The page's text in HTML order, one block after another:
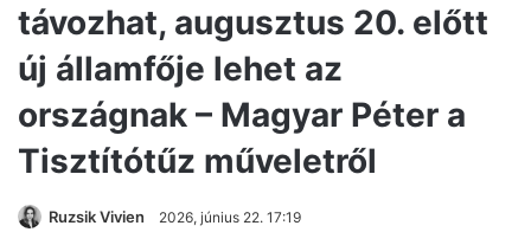
távozhat, augusztus 20. előtt
új államfője lehet az
országnak – Magyar Péter a
Tisztítótűz műveletről
Ruzsik Vivien 2026, június 22. 17:19